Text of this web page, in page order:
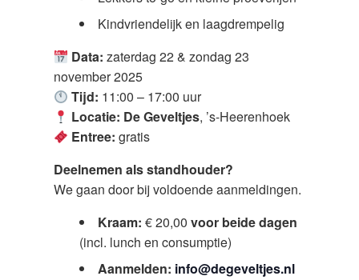
Kindvriendelijk en laagdrempelig
Data: zaterdag 22 & zondag 23
november 2025
Tijd: 11:00 – 17:00 uur
Locatie: De Geveltjes, ’s-Heerenhoek
Entree: gratis
Deelnemen als standhouder?
We gaan door bij voldoende aanmeldingen.
Kraam: € 20,00 voor beide dagen
(incl. lunch en consumptie)
Aanmelden: info@degeveltjes.nl